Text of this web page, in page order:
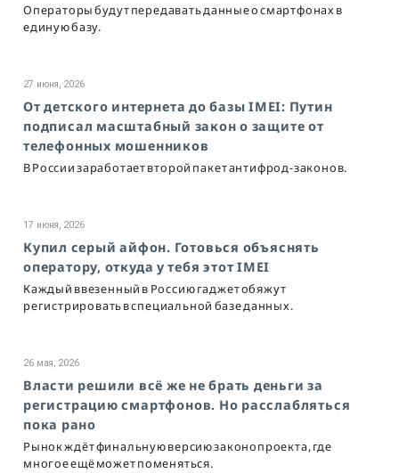
Операторы будут передавать данные о смартфонах в
единую базу.
27 июня, 2026
От детского интернета до базы IMEI: Путин
подписал масштабный закон о защите от
телефонных мошенников
В России заработает второй пакет антифрод-законов.
17 июня, 2026
Купил серый айфон. Готовься объяснять
оператору, откуда у тебя этот IMEI
Каждый ввезенный в Россию гаджет обяжут
регистрировать в специальной базе данных.
26 мая, 2026
Власти решили всё же не брать деньги за
регистрацию смартфонов. Но расслабляться
пока рано
Рынок ждёт финальную версию законопроекта, где
многое ещё может поменяться.